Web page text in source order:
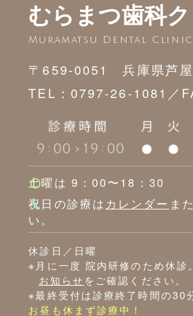
むらまつ歯科
Muramatsu Dental Clinic
〒659-0051 兵庫県芦屋
TEL：0797-26-1081／
土曜は 9：00〜18：30
祝日の診療は カレンダー ま
い。
休診日／日曜
※月に一度 院内研修のため休診
お知らせ をご確認ください。
※最終受付は診療終了時間の30
お昼も休まず診療中！